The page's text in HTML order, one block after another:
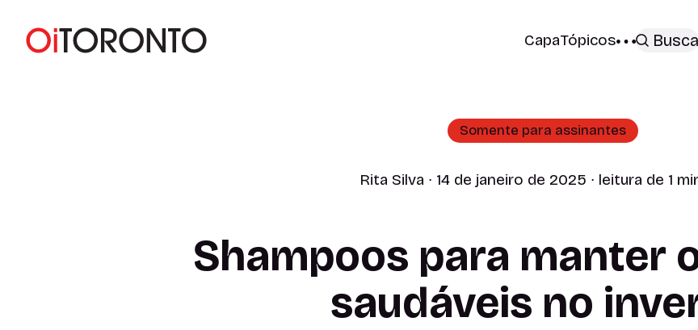
CapaTópicos
Somente para assinantes
Rita Silva ∙ 14 de janeiro de 2025 ∙ leitura de 1
Shampoos para manter
saudáveis no